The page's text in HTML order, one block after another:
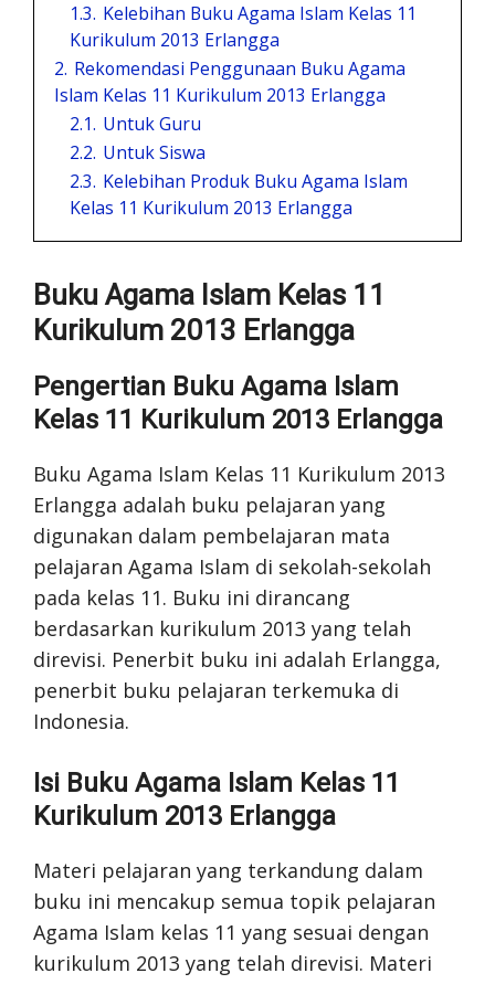
1.3. Kelebihan Buku Agama Islam Kelas 11
Kurikulum 2013 Erlangga
2. Rekomendasi Penggunaan Buku Agama
Islam Kelas 11 Kurikulum 2013 Erlangga
2.1. Untuk Guru
2.2. Untuk Siswa
2.3. Kelebihan Produk Buku Agama Islam
Kelas 11 Kurikulum 2013 Erlangga
Buku Agama Islam Kelas 11
Kurikulum 2013 Erlangga
Pengertian Buku Agama Islam
Kelas 11 Kurikulum 2013 Erlangga
Buku Agama Islam Kelas 11 Kurikulum 2013
Erlangga adalah buku pelajaran yang
digunakan dalam pembelajaran mata
pelajaran Agama Islam di sekolah-sekolah
pada kelas 11. Buku ini dirancang
berdasarkan kurikulum 2013 yang telah
direvisi. Penerbit buku ini adalah Erlangga,
penerbit buku pelajaran terkemuka di
Indonesia.
Isi Buku Agama Islam Kelas 11
Kurikulum 2013 Erlangga
Materi pelajaran yang terkandung dalam
buku ini mencakup semua topik pelajaran
Agama Islam kelas 11 yang sesuai dengan
kurikulum 2013 yang telah direvisi. Materi